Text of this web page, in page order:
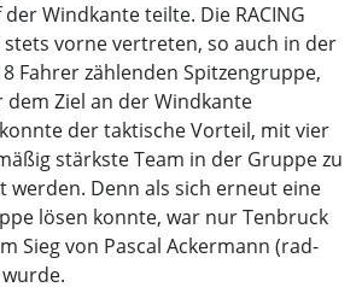
Windkante teilte. Die RACING
stets vorne vertreten, so auch in der
Fahrer zählenden Spitzengruppe,
dem Ziel an der Windkante
der taktische Vorteil, mit vier
stärkste Team in der Gruppe zu
werden. Denn als sich erneut eine
lösen konnte, war nur Tenbruck
Sieg von Pascal Ackermann (rad-